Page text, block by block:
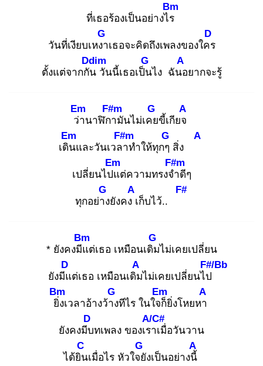
ที่เธอร้องเป็นอย่างไร
Bm
วันที่เงียบเหงา
G
เธอจะคิดถึงเพลงของใคร
D
ตั้งแต่จากกัน
Ddim
วันนี้เธอเป็น
G
ไง ฉันอ
A
ยากจะรู้
ว่า
Em
นาฬิกา
F#m
มันไม่เคย
G
ขี้เกียจ
A
เดิน
Em
และวันเวลา
F#m
ทำให้ทุกๆ
G
สิ่ง
A
เปลี่ยนไปแ
Em
ต่ความทรงจำ
F#m
ดีๆ
ทุกอย่าง
G
ยังคง เ
A
ก็บไว้..
F#
* ยังคงมีแ
Bm
ต่เธอ เหมือนเดิม
G
ไม่เคยเปลี่ยน
ยังมีแ
D
ต่เธอ เหมือนเดิม
A
ไม่เคยเปลี่ยนไป
F#/Bb
ยิ่ง
Bm
เวลาอ้างว้าง
G
ทีไร ในใจก็
Em
ยิ่งโหยหา
A
ยังคงมีบ
D
ทเพลง ของเรา
A/C#
เมื่อวันวาน
ได้ยิน
C
เมื่อไร หัวใจยั
G
งเป็นอย่างนี้
A